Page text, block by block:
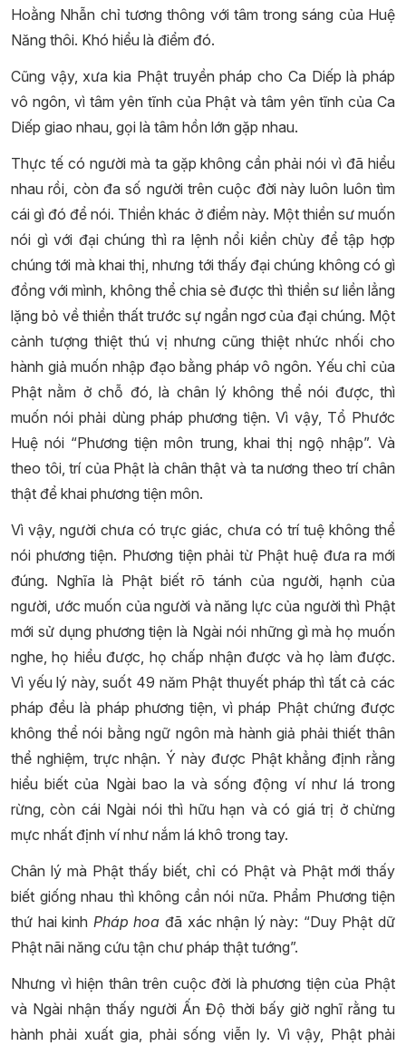
Hoằng Nhẫn chỉ tương thông với tâm trong sáng của Huệ
Năng thôi. Khó hiểu là điểm đó.
Cũng vậy, xưa kia Phật truyền pháp cho Ca Diếp là pháp
vô ngôn, vì tâm yên tĩnh của Phật và tâm yên tĩnh của Ca
Diếp giao nhau, gọi là tâm hồn lớn gặp nhau.
Thực tế có người mà ta gặp không cần phải nói vì đã hiểu
nhau rồi, còn đa số người trên cuộc đời này luôn luôn tìm
cái gì đó để nói. Thiền khác ở điểm này. Một thiền sư muốn
nói gì với đại chúng thì ra lệnh nổi kiền chùy để tập hợp
chúng tới mà khai thị, nhưng tới thấy đại chúng không có gì
đồng với mình, không thể chia sẻ được thì thiền sư liền lẳng
lặng bỏ về thiền thất trước sự ngẩn ngơ của đại chúng. Một
cảnh tượng thiệt thú vị nhưng cũng thiệt nhức nhối cho
hành giả muốn nhập đạo bằng pháp vô ngôn. Yếu chỉ của
Phật nằm ở chỗ đó, là chân lý không thể nói được, thì
muốn nói phải dùng pháp phương tiện. Vì vậy, Tổ Phước
Huệ nói “Phương tiện môn trung, khai thị ngộ nhập”. Và
theo tôi, trí của Phật là chân thật và ta nương theo trí chân
thật để khai phương tiện môn.
Vì vậy, người chưa có trực giác, chưa có trí tuệ không thể
nói phương tiện. Phương tiện phải từ Phật huệ đưa ra mới
đúng. Nghĩa là Phật biết rõ tánh của người, hạnh của
người, ước muốn của người và năng lực của người thì Phật
mới sử dụng phương tiện là Ngài nói những gì mà họ muốn
nghe, họ hiểu được, họ chấp nhận được và họ làm được.
Vì yếu lý này, suốt 49 năm Phật thuyết pháp thì tất cả các
pháp đều là pháp phương tiện, vì pháp Phật chứng được
không thể nói bằng ngữ ngôn mà hành giả phải thiết thân
thể nghiệm, trực nhận. Ý này được Phật khẳng định rằng
hiểu biết của Ngài bao la và sống động ví như lá trong
rừng, còn cái Ngài nói thì hữu hạn và có giá trị ở chừng
mực nhất định ví như nắm lá khô trong tay.
Chân lý mà Phật thấy biết, chỉ có Phật và Phật mới thấy
biết giống nhau thì không cần nói nữa. Phẩm Phương tiện
thứ hai kinh Pháp hoa đã xác nhận lý này: “Duy Phật dữ
Phật nãi năng cứu tận chư pháp thật tướng”.
Nhưng vì hiện thân trên cuộc đời là phương tiện của Phật
và Ngài nhận thấy người Ấn Độ thời bấy giờ nghĩ rằng tu
hành phải xuất gia, phải sống viễn ly. Vì vậy, Phật phải